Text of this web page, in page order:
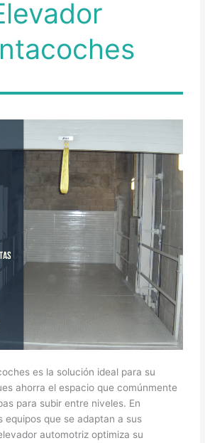
es la solución ideal para su
ahorra el espacio que comúnmente
para subir entre niveles. En
equipos que se adaptan a sus
automotriz optimiza su